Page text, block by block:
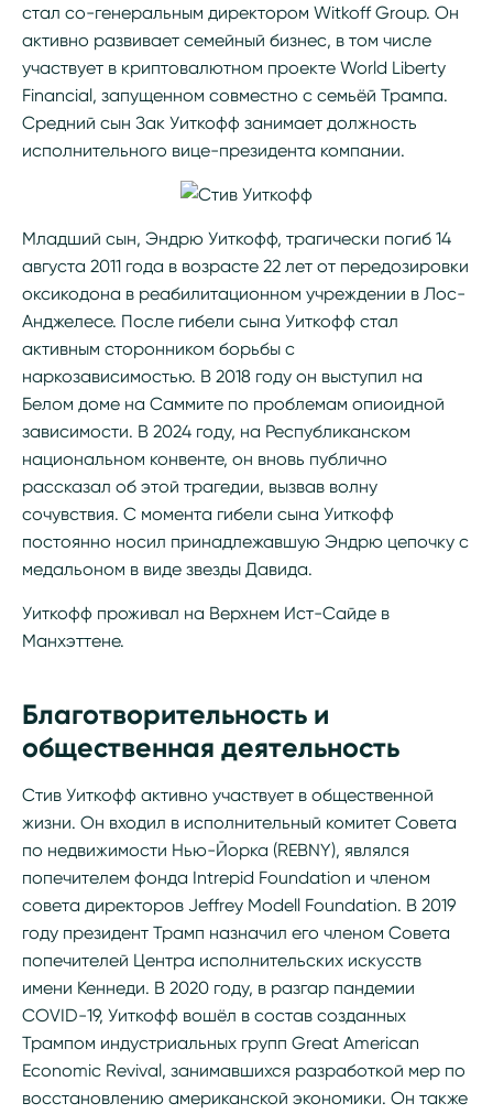
стал со-генеральным директором Witkoff Group. Он
активно развивает семейный бизнес, в том числе
участвует в криптовалютном проекте World Liberty
Financial, запущенном совместно с семьёй Трампа.
Средний сын Зак Уиткофф занимает должность
исполнительного вице-президента компании.
Младший сын, Эндрю Уиткофф, трагически погиб 14
августа 2011 года в возрасте 22 лет от передозировки
оксикодона в реабилитационном учреждении в Лос-
Анджелесе. После гибели сына Уиткофф стал
активным сторонником борьбы с
наркозависимостью. В 2018 году он выступил на
Белом доме на Саммите по проблемам опиоидной
зависимости. В 2024 году, на Республиканском
национальном конвенте, он вновь публично
рассказал об этой трагедии, вызвав волну
сочувствия. С момента гибели сына Уиткофф
постоянно носил принадлежавшую Эндрю цепочку с
медальоном в виде звезды Давида.
Уиткофф проживал на Верхнем Ист-Сайде в
Манхэттене.
Благотворительность и
общественная деятельность
Стив Уиткофф активно участвует в общественной
жизни. Он входил в исполнительный комитет Совета
по недвижимости Нью-Йорка (REBNY), являлся
попечителем фонда Intrepid Foundation и членом
совета директоров Jeffrey Modell Foundation. В 2019
году президент Трамп назначил его членом Совета
попечителей Центра исполнительских искусств
имени Кеннеди. В 2020 году, в разгар пандемии
COVID-19, Уиткофф вошёл в состав созданных
Трампом индустриальных групп Great American
Economic Revival, занимавшихся разработкой мер по
восстановлению американской экономики. Он также